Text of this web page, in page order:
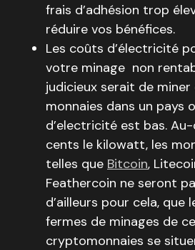
frais d’adhésion trop
réduire vos bénéfices.
Les coûts d’électricité
votre minage non
judicieux serait de
monnaies dans un pays
d’electricité est bas.
cents le kilowatt, les
telles que Bitcoin,
Feathercoin ne seront
d’ailleurs pour cela, que
fermes de minages de
cryptomonnaies se